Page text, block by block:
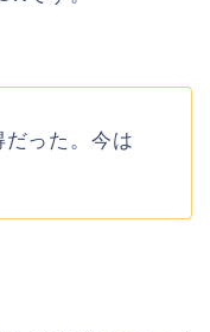
だった。今は